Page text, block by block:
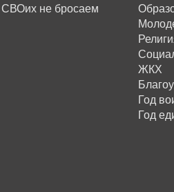
СВОих не бросаем
ЖКХ
Год
Год